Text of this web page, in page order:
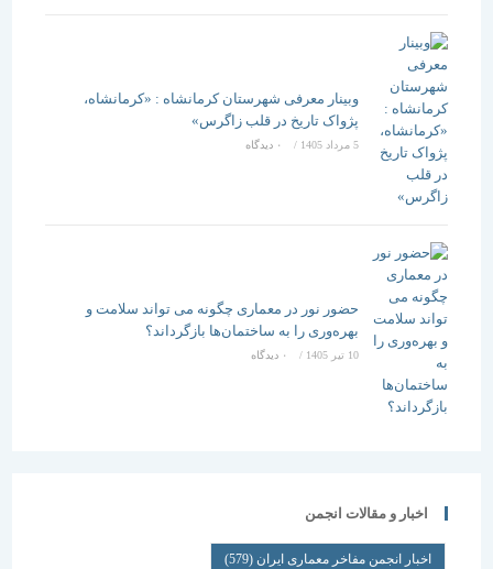
وبینار معرفی شهرستان کرمانشاه : «کرمانشاه،
پژواک تاریخ در قلب زاگرس»
5 مرداد 1405 / ۰ دیدگاه
حضور نور در معماری چگونه می تواند سلامت و
بهره‌وری را به ساختمان‌ها بازگرداند؟
/ ۰ دیدگاه
اخبار و مقالات انجمن
اخبار انجمن مفاخر معماری ایران (579)